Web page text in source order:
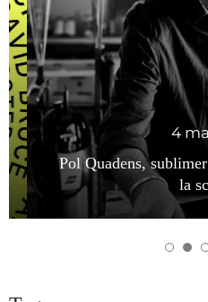
4
Pol Quadens, sublimer
la